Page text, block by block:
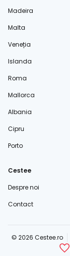
Madeira
Malta
Veneția
Islanda
Roma
Mallorca
Albania
Cipru
Porto
Cestee
Despre noi
Contact
© 2026 Cestee.ro